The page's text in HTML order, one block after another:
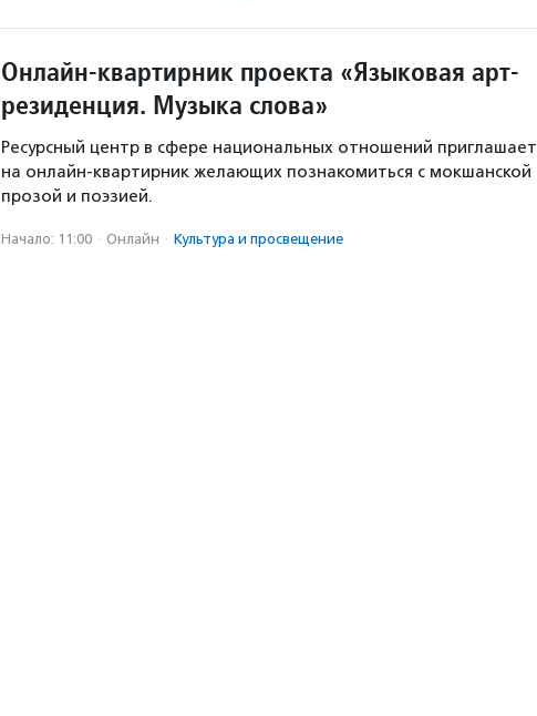
Онлайн-квартирник проекта «Языковая арт-
резиденция. Музыка слова»
Ресурсный центр в сфере национальных отношений приглашает
на онлайн-квартирник желающих познакомиться с мокшанской
прозой и поэзией.
Начало: 11:00 · Онлайн · Культура и просвещение